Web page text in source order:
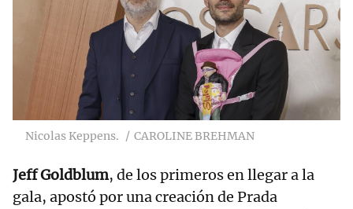
Nicolas Keppens. CAROLINE BREHMAN
Jeff Goldblum, de los primeros en llegar a la
gala, apostó por una creación de Prada